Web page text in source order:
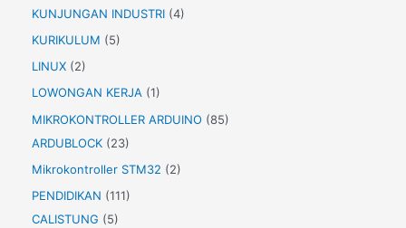
KUNJUNGAN INDUSTRI(4)
KURIKULUM (5)
LINUX(2)
LOWONGAN KERJA(1)
MIKROKONTROLLER ARDUINO (85)
ARDUBLOCK(23)
Mikrokontroller STM32 (2)
PENDIDIKAN (111)
CALISTUNG (5)